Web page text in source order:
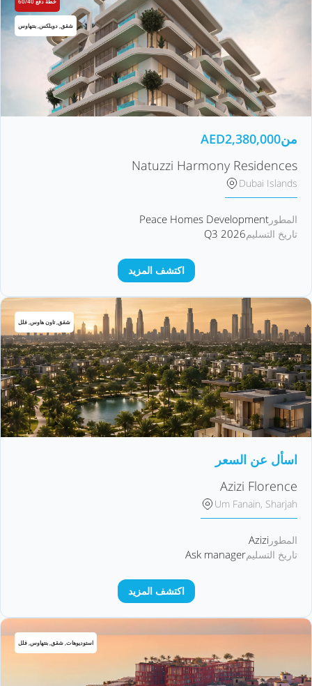
شقق, دوبلكس, بنتهاوس
من AED2,380,000
Natuzzi Harmony Residences
Dubai Islands
المطور Peace Homes Development
تاريخ التسليمQ3 2026
اكتشف المزيد
شقق, تاون هاوس, فلل
اسأل عن السعر
Azizi Florence
Um Fanain, Sharjah
المطور Azizi
تاريخ التسليمAsk manager
اكتشف المزيد
استوديوهات, شقق, بنتهاوس, فلل